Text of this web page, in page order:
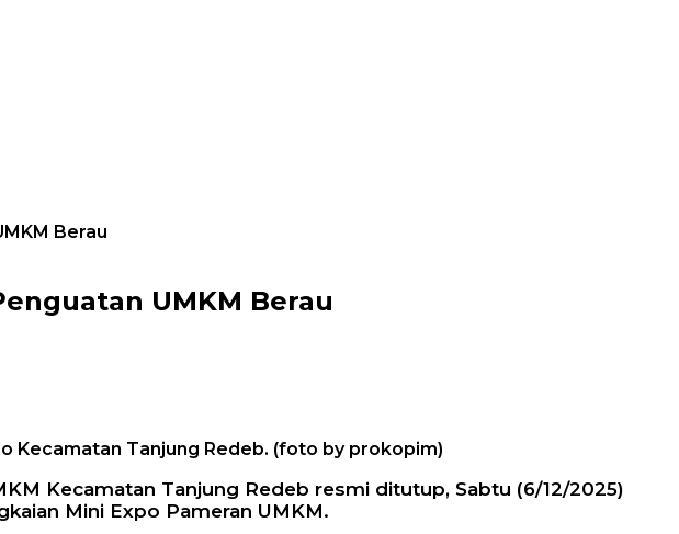
Berau
UMKM Berau
Kecamatan Tanjung Redeb. (foto by prokopim)
Kecamatan Tanjung Redeb resmi ditutup, Sabtu (6/12/2025)
Mini Expo Pameran UMKM.